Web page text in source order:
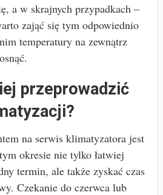
a w skrajnych przypadkach –
zająć się tym odpowiednio
temperatury na zewnątrz
przeprowadzić
na serwis klimatyzatora jest
okresie nie tylko łatwiej
termin, ale także zyskać czas
Czekanie do czerwca lub